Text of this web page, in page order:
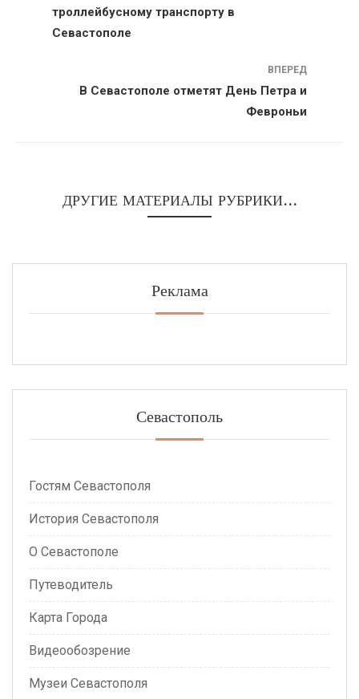
троллейбусному транспорту в
Севастополе
ВПЕРЕД
В Севастополе отметят День Петра и
Февроньи
ДРУГИЕ МАТЕРИАЛЫ РУБРИКИ...
Реклама
Севастополь
Гостям Севастополя
История Севастополя
О Севастополе
Путеводитель
Карта Города
Видеообозрение
Музеи Севастополя